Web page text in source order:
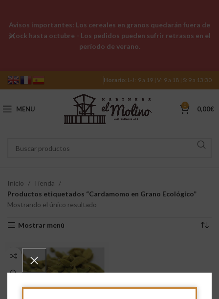
Horario: L-J: 9 a 19 | V: 9 a 18 | S: 9 a 13:30
MENU 0 0,00€
Inicio
Tienda
Productos etiquetados “Cardamomo en Grano Ecológico”
Mostrando el único resultado
Mostrar menú
Avisos importantes: Los cereales en granos quedarán fuera de
stock hasta octubre - Los pedidos pueden sufrir retrasos en el
período de verano.